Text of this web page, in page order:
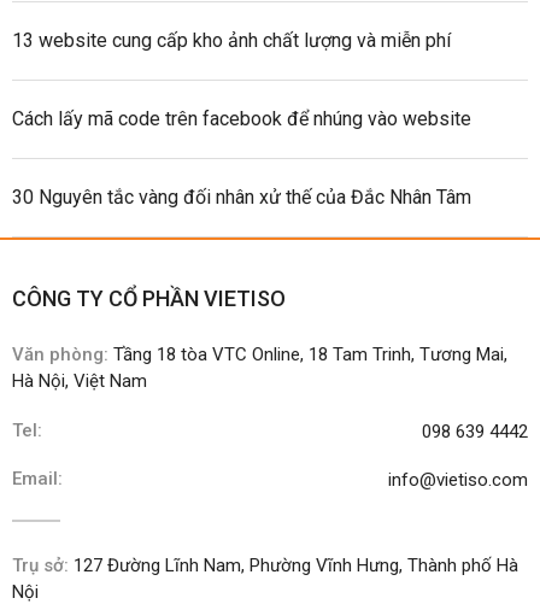
13 website cung cấp kho ảnh chất lượng và miễn phí
Cách lấy mã code trên facebook để nhúng vào website
30 Nguyên tắc vàng đối nhân xử thế của Đắc Nhân Tâm
CÔNG TY CỔ PHẦN VIETISO
Văn phòng: Tầng 18 tòa VTC Online, 18 Tam Trinh, Tương Mai,
Hà Nội, Việt Nam
Tel: 098 639 4442
Email: info@vietiso.com
Trụ sở: 127 Đường Lĩnh Nam, Phường Vĩnh Hưng, Thành phố Hà
Nội